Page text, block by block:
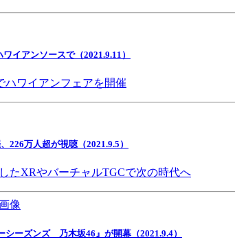
イアンソースで（2021.9.11）
ハワイアンフェアを開催
226万人超が視聴（2021.9.5）
たXRやバーチャルTGCで次の時代へ
ーズンズ 乃木坂46』が開幕（2021.9.4）